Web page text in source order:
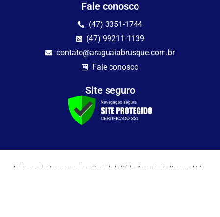
Fale conosco
(47) 3351-1744
(47) 99211-1139
contato@araguaiabrusque.com.br
Fale conosco
Site seguro
Todos os direitos reservados - Sociedade Rádio Araguaia de Brusque Ltda -